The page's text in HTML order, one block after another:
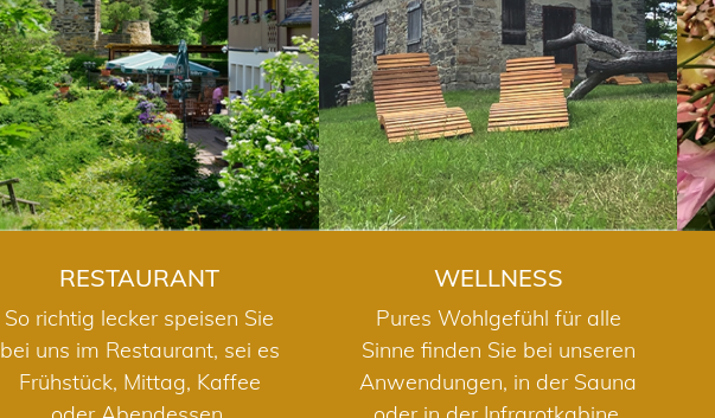
RESTAURANT
So richtig lecker speisen Sie
bei uns im Restaurant, sei es
Frühstück, Mittag, Kaffee
WELLNESS
Pures Wohlgefühl für alle
Sinne finden Sie bei unseren
Anwendungen, in der Sauna